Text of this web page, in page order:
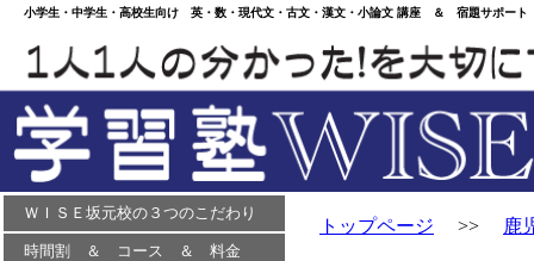
小学生・中学生・高校生向け 英・数・現代文・古文・漢文・小論文 講座 ＆ 宿題サポー
ＷＩＳＥ坂元校の３つのこだわり
時間割 ＆ コース ＆ 料金
トップページ >> 鹿